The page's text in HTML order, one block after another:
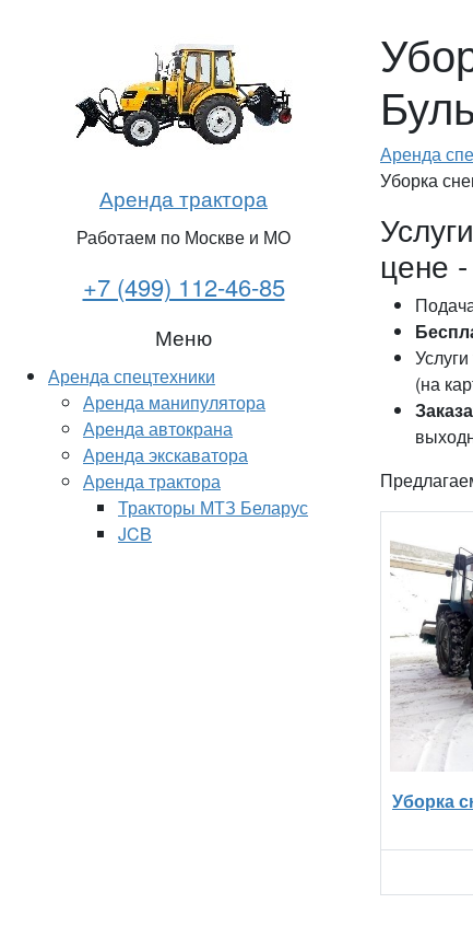
Аренда трактора
Работаем по Москве и МО
+7 (499) 112-46-85
Меню
Аренда спецтехники
Аренда манипулятора
Аренда автокрана
Аренда экскаватора
Аренда трактора
Тракторы МТЗ Беларус
JCB
Аренда
Уборка
цене
(на
Уборка